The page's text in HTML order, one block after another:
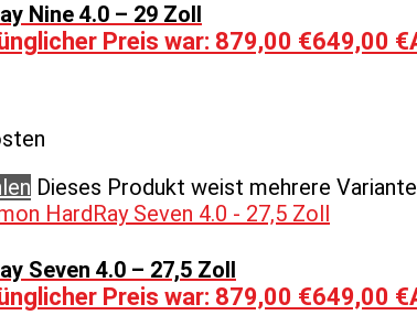
Nine 4.0 – 29 Zoll
Preis war: 879,00 €649,00 €
Dieses Produkt weist mehrere
Seven 4.0 – 27,5 Zoll
Preis war: 879,00 €649,00 €